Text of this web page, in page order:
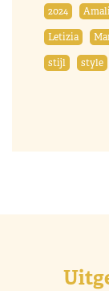
2024
Letizia
stijl
style